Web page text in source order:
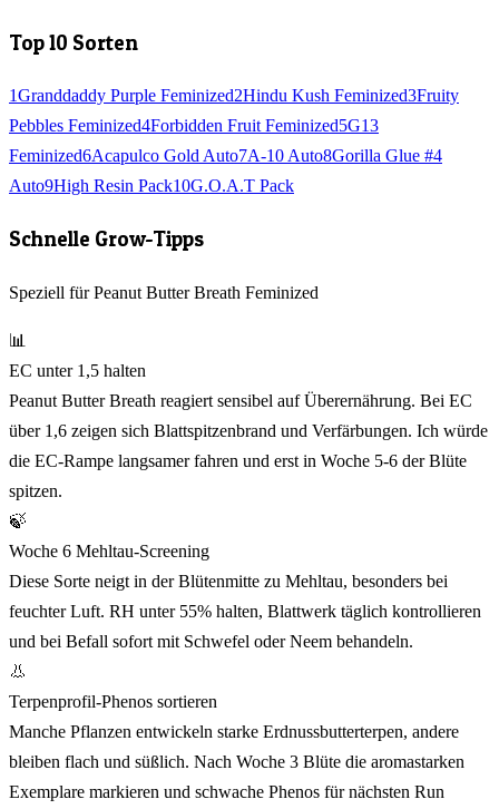
Top 10 Sorten
1Granddaddy Purple Feminized2Hindu Kush Feminized3Fruity
Pebbles Feminized4Forbidden Fruit Feminized5G13
Feminized6Acapulco Gold Auto7A-10 Auto8Gorilla Glue #4
Auto9High Resin Pack10G.O.A.T Pack
Schnelle Grow-Tipps
Speziell für Peanut Butter Breath Feminized
📊
EC unter 1,5 halten
Peanut Butter Breath reagiert sensibel auf Überernährung. Bei EC
über 1,6 zeigen sich Blattspitzenbrand und Verfärbungen. Ich würde
die EC-Rampe langsamer fahren und erst in Woche 5-6 der Blüte
spitzen.
🍃
Woche 6 Mehltau-Screening
Diese Sorte neigt in der Blütenmitte zu Mehltau, besonders bei
feuchter Luft. RH unter 55% halten, Blattwerk täglich kontrollieren
und bei Befall sofort mit Schwefel oder Neem behandeln.
👃
Terpenprofil-Phenos sortieren
Manche Pflanzen entwickeln starke Erdnussbutterterpen, andere
bleiben flach und süßlich. Nach Woche 3 Blüte die aromastarken
Exemplare markieren und schwache Phenos für nächsten Run